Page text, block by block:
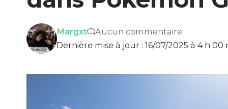
Dernière mise à jour : 16/07/2025 à 4 h 00
Margxt Aucun commentaire